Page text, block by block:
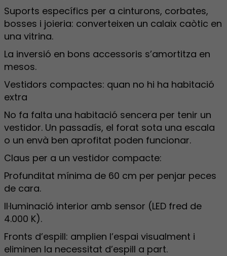
Suports específics per a cinturons, corbates,
bosses i joieria: converteixen un calaix caòtic en
una vitrina.
La inversió en bons accessoris s’amortitza en
mesos.
Vestidors compactes: quan no hi ha habitació
extra
No fa falta una habitació sencera per tenir un
vestidor. Un passadís, el forat sota una escala
o un envà ben aprofitat poden funcionar.
Claus per a un vestidor compacte:
Profunditat mínima de 60 cm per penjar peces
de cara.
Il·luminació interior amb sensor (LED fred de
4.000 K).
Fronts d’espill: amplien l’espai visualment i
eliminen la necessitat d’espill a part.